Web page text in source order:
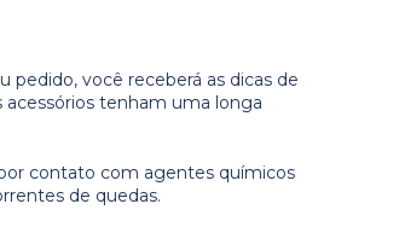
pedido, você receberá as dicas de
tenham uma longa
contato com agentes químicos
de quedas.